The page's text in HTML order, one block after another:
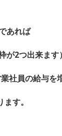
あれば
が2つ出来ます）
員の給与を
す。